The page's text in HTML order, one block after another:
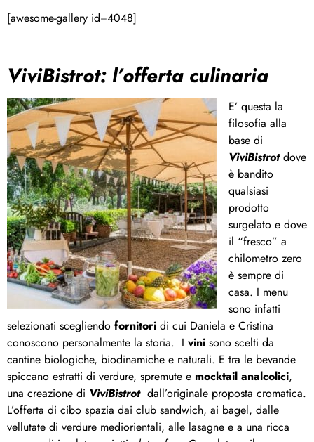
[awesome-gallery id=4048]
ViviBistrot: l’offerta culinaria
E’ questa la
filosofia alla
base di
ViviBistrotdove
è bandito
qualsiasi
prodotto
surgelato e dove
il “fresco” a
chilometro zero
è sempre di
casa. I menu
sono infatti
selezionati scegliendo fornitori di cui Daniela e Cristina
conoscono personalmente la storia. I vini sono scelti da
cantine biologiche, biodinamiche e naturali. E tra le bevande
spiccano estratti di verdure, spremute e mocktail analcolici,
una creazione di ViviBistrotdall’originale proposta cromatica.
L’offerta di cibo spazia dai club sandwich, ai bagel, dalle
vellutate di verdure mediorientali, alle lasagne e a una ricca